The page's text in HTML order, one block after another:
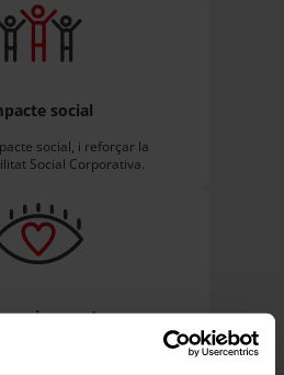
social
social, i reforçar la
Social Corporativa.
una ONG coneguda, seriosa i